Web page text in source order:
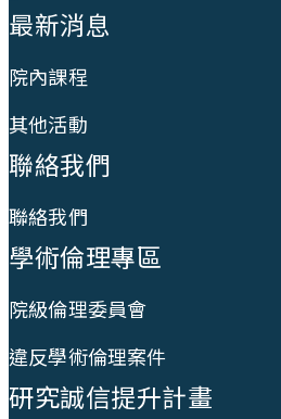
最新消息
院內課程
其他活動
聯絡我們
聯絡我們
學術倫理專區
院級倫理委員會
違反學術倫理案件
研究誠信提升計畫